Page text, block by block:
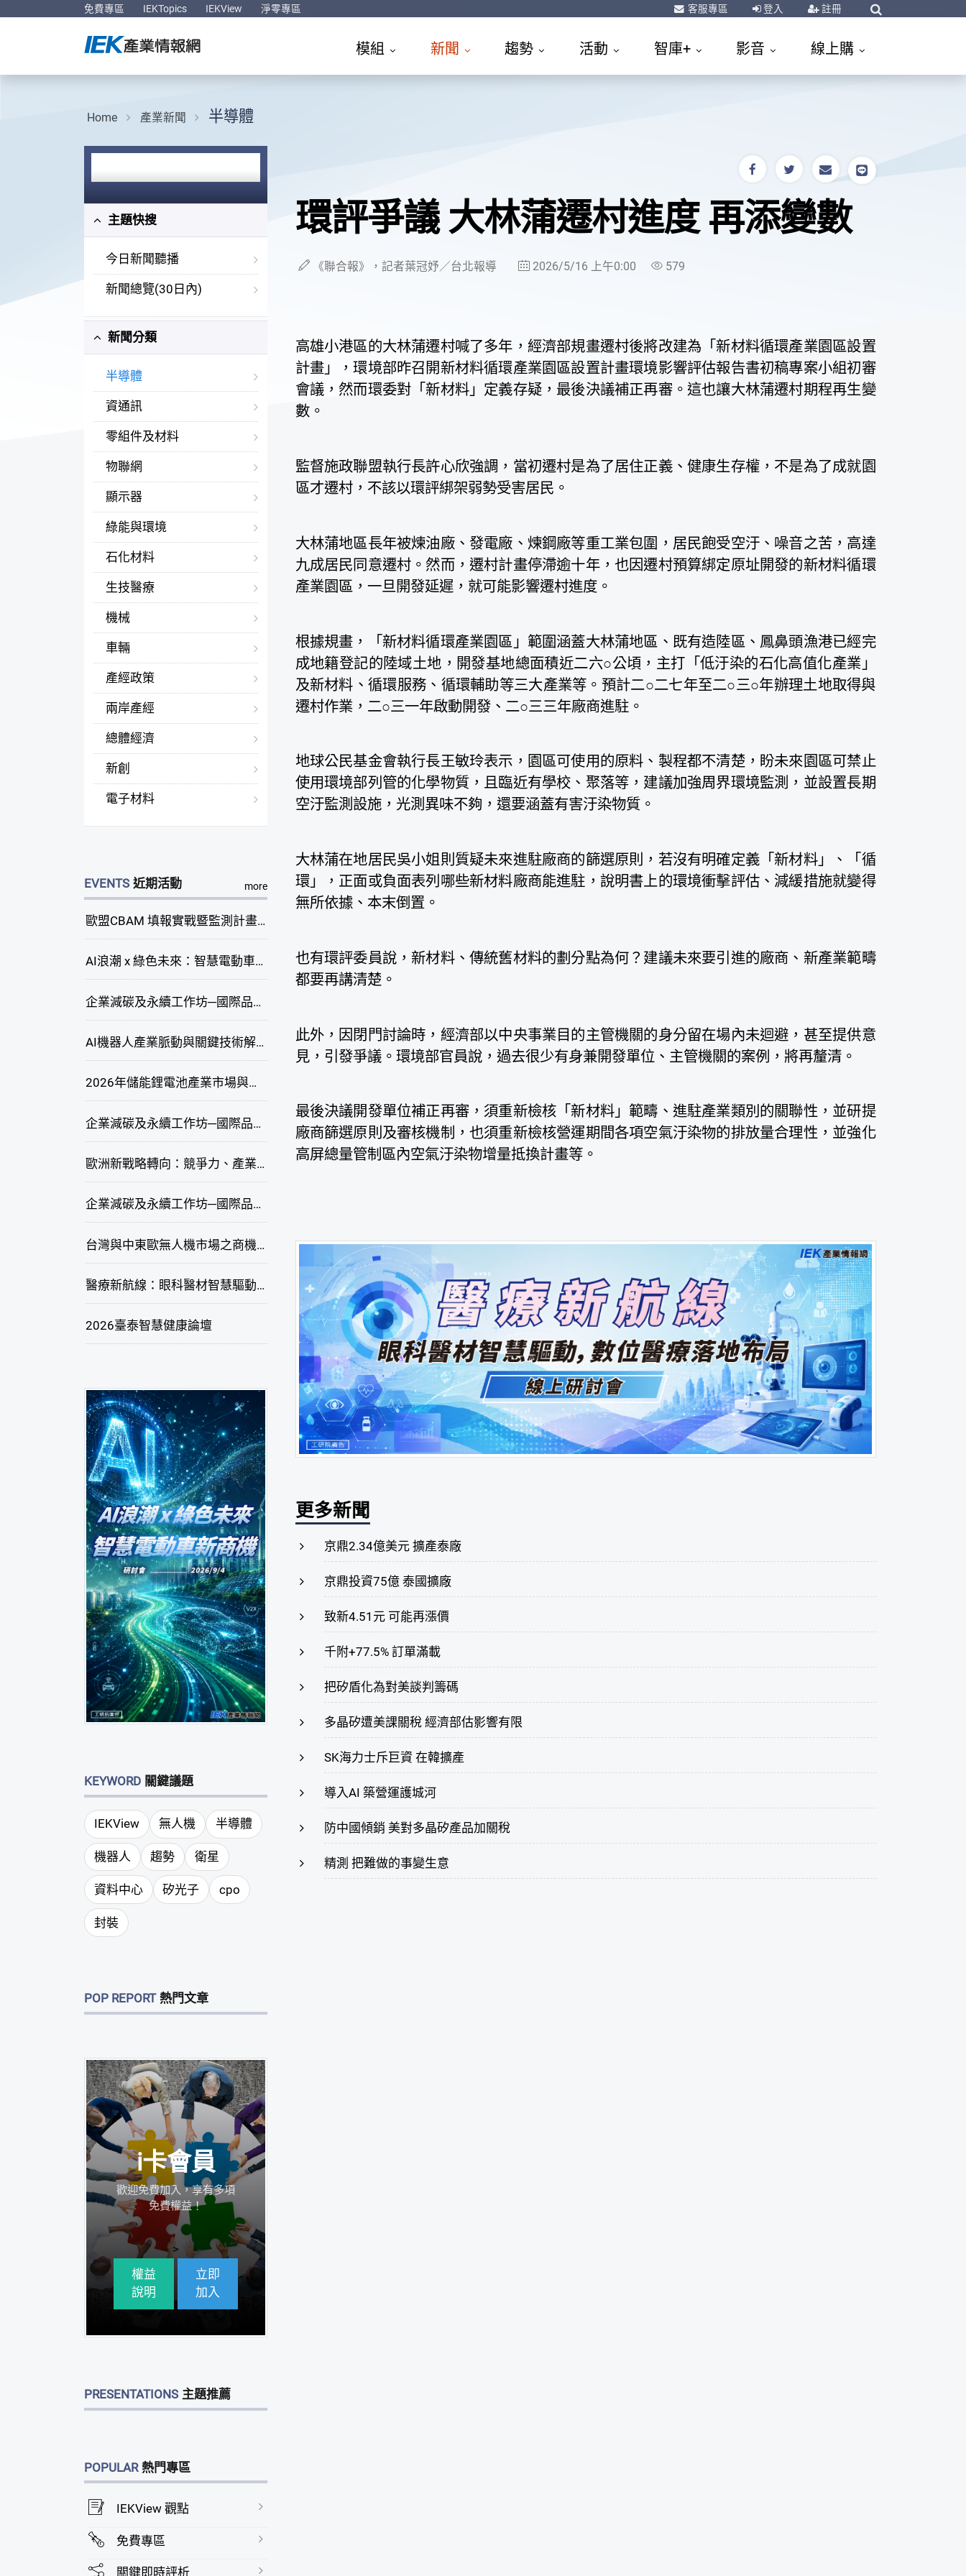
免費專區 IEKTopics IEKView 淨零專區 客服專區 登入 註冊
模組 新聞 趨勢 活動 智庫+ 影音 線上購
Home 產業新聞 半導體
主題快搜
今日新聞聽播
新聞總覽(30日內)
新聞分類
半導體
資通訊
零組件及材料
物聯網
顯示器
綠能與環境
石化材料
生技醫療
機械
車輛
產經政策
兩岸產經
總體經濟
新創
電子材料
EVENTS 近期活動 more
歐盟CBAM 填報實戰暨監測計畫說明會(臺中場)
AI浪潮 x 綠色未來：智慧電動車新商機研討會
企業減碳及永續工作坊─國際品牌綠色供應鏈永續管理與實務演練(臺中場)
AI機器人產業脈動與關鍵技術解析研討會
2026年儲能鋰電池產業市場與技術發展線上研討會
企業減碳及永續工作坊─國際品牌綠色供應鏈永續管理與實務演練(高雄場)
歐洲新戰略轉向：競爭力、產業自主與供應鏈重塑線上研討會
企業減碳及永續工作坊─國際品牌綠色供應鏈永續管理與實務演練(臺北場)
台灣與中東歐無人機市場之商機與挑戰座談會
醫療新航線：眼科醫材智慧驅動，數位醫療落地布局線上研討會
2026臺泰智慧健康論壇
KEYWORD 關鍵議題
IEKView 無人機 半導體
機器人 趨勢 衛星
資料中心 矽光子 cpo
封裝
POP REPORT 熱門文章
i卡會員
歡迎免費加入，享有多項
免費權益！
>
權益
說明
立即
加入
PRESENTATIONS 主題推薦
POPULAR 熱門專區
IEKView 觀點
免費專區
關鍵即時評析
環評爭議 大林蒲遷村進度 再添變數
《聯合報》，記者葉冠妤／台北報導 2026/5/16 上午0:00 579
高雄小港區的大林蒲遷村喊了多年，經濟部規畫遷村後將改建為「新材料循環產業園區設置
計畫」，環境部昨召開新材料循環產業園區設置計畫環境影響評估報告書初稿專案小組初審
會議，然而環委對「新材料」定義存疑，最後決議補正再審。這也讓大林蒲遷村期程再生變
數。
監督施政聯盟執行長許心欣強調，當初遷村是為了居住正義、健康生存權，不是為了成就園
區才遷村，不該以環評綁架弱勢受害居民。
大林蒲地區長年被煉油廠、發電廠、煉鋼廠等重工業包圍，居民飽受空汙、噪音之苦，高達
九成居民同意遷村。然而，遷村計畫停滯逾十年，也因遷村預算綁定原址開發的新材料循環
產業園區，一旦開發延遲，就可能影響遷村進度。
根據規畫，「新材料循環產業園區」範圍涵蓋大林蒲地區、既有造陸區、鳳鼻頭漁港已經完
成地籍登記的陸域土地，開發基地總面積近二六○公頃，主打「低汙染的石化高值化產業」
及新材料、循環服務、循環輔助等三大產業等。預計二○二七年至二○三○年辦理土地取得與
遷村作業，二○三一年啟動開發、二○三三年廠商進駐。
地球公民基金會執行長王敏玲表示，園區可使用的原料、製程都不清楚，盼未來園區可禁止
使用環境部列管的化學物質，且臨近有學校、聚落等，建議加強周界環境監測，並設置長期
空汙監測設施，光測異味不夠，還要涵蓋有害汙染物質。
大林蒲在地居民吳小姐則質疑未來進駐廠商的篩選原則，若沒有明確定義「新材料」、「循
環」，正面或負面表列哪些新材料廠商能進駐，說明書上的環境衝擊評估、減緩措施就變得
無所依據、本末倒置。
也有環評委員說，新材料、傳統舊材料的劃分點為何？建議未來要引進的廠商、新產業範疇
都要再講清楚。
此外，因閉門討論時，經濟部以中央事業目的主管機關的身分留在場內未迴避，甚至提供意
見，引發爭議。環境部官員說，過去很少有身兼開發單位、主管機關的案例，將再釐清。
最後決議開發單位補正再審，須重新檢核「新材料」範疇、進駐產業類別的關聯性，並研提
廠商篩選原則及審核機制，也須重新檢核營運期間各項空氣汙染物的排放量合理性，並強化
高屏總量管制區內空氣汙染物增量抵換計畫等。
更多新聞
京鼎2.34億美元 擴產泰廠
京鼎投資75億 泰國擴廠
致新4.51元 可能再漲價
千附+77.5% 訂單滿載
把矽盾化為對美談判籌碼
多晶矽遭美課關稅 經濟部估影響有限
SK海力士斥巨資 在韓擴產
導入AI 築營運護城河
防中國傾銷 美對多晶矽產品加關稅
精測 把難做的事變生意